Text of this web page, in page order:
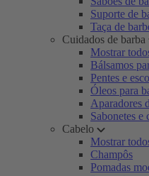
Suporte de
Taça de
Cuidados de barba
Mostrar
Bálsamos
Pentes e
Óleos para
Aparadores
Sabonetes e
Cabelo
Mostrar
Champôs
Pomadas